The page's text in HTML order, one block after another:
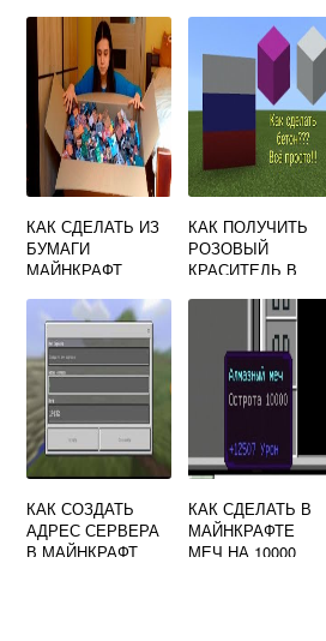
КАК СДЕЛАТЬ ИЗ
БУМАГИ
МАЙНКРАФТ
КАК ПОЛУЧИТЬ
РОЗОВЫЙ
КРАСИТЕЛЬ В
КАК СОЗДАТЬ
АДРЕС СЕРВЕРА
В МАЙНКРАФТ
КАК СДЕЛАТЬ В
МАЙНКРАФТЕ
МЕЧ НА 10000